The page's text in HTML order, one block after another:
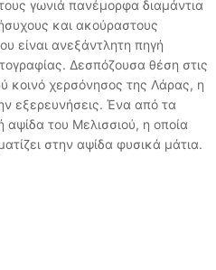
γωνιά πανέμορφα διαμάντια
και ακούραστους
είναι ανεξάντλητη πηγή
Δεσπόζουσα θέση στις
κοινό χερσόνησος της Λάρας, η
εξερευνήσεις. Ένα από τα
του Μελισσιού, η οποία
στην αψίδα φυσικά μάτια.